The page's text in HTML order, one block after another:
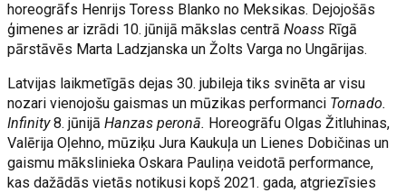
horeogrāfs Henrijs Toress Blanko no Meksikas. Dejojošās
ģimenes ar izrādi 10. jūnijā mākslas centrāNoass Rīgā
pārstāvēs Marta Ladzjanska un Žolts Varga no Ungārijas.
Latvijas laikmetīgās dejas 30. jubileja tiks svinēta ar visu
nozari vienojošu gaismas un mūzikas performanci Tornado.
Infinity8. jūnijāHanzas peronā. Horeogrāfu Olgas Žitluhinas,
Valērija Oļehno, mūziķu Jura Kaukuļa un Lienes Dobičinas un
gaismu mākslinieka Oskara Pauliņa veidotā performance,
kas dažādās vietās notikusi kopš 2021. gada, atgriezīsies